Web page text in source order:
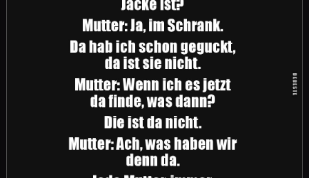
Grund Nr. 73, warum Katzen besser sind als
Kinder: Katzen nerven dich nicht wochenlang,
weil sie ein Pony zum Geburtstag haben
du finden kannst und sie sind glücklich.